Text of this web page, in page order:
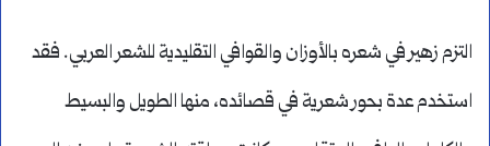
التزم زهير في شعره بالأوزان والقوافي التقليدية للشعر العربي. فقد
استخدم عدة بحور شعرية في قصائده، منها الطويل والبسيط